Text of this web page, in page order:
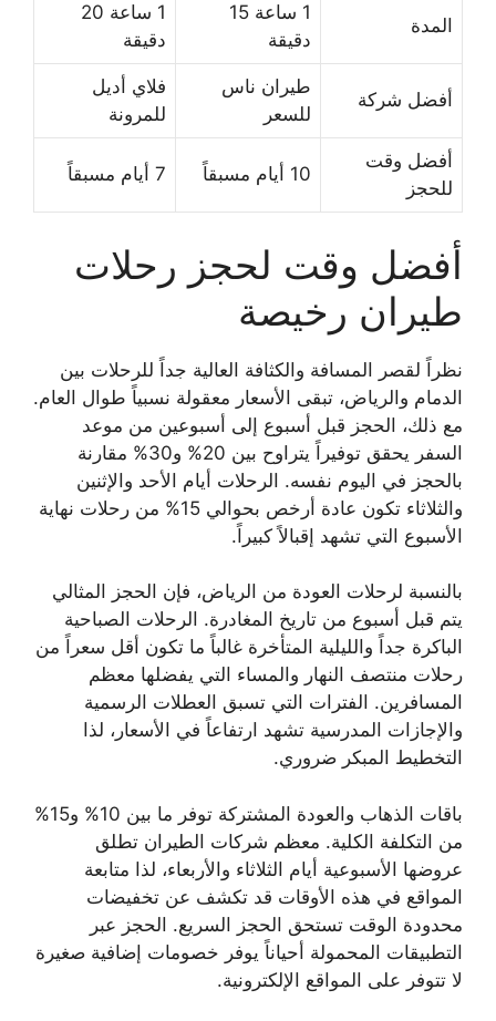
المدة
1 ساعة 15
دقيقة
1 ساعة 20
دقيقة
أفضل شركة
طيران ناس
للسعر
فلاي أديل
للمرونة
أفضل وقت
للحجز
10 أيام مسبقاً 7 أيام مسبقاً
أفضل وقت لحجز رحلات
طيران رخيصة
نظراً لقصر المسافة والكثافة العالية جداً للرحلات بين
الدمام والرياض، تبقى الأسعار معقولة نسبياً طوال العام.
مع ذلك، الحجز قبل أسبوع إلى أسبوعين من موعد
السفر يحقق توفيراً يتراوح بين 20% و30% مقارنة
بالحجز في اليوم نفسه. الرحلات أيام الأحد والإثنين
والثلاثاء تكون عادة أرخص بحوالي 15% من رحلات نهاية
الأسبوع التي تشهد إقبالاً كبيراً.
بالنسبة لرحلات العودة من الرياض، فإن الحجز المثالي
يتم قبل أسبوع من تاريخ المغادرة. الرحلات الصباحية
الباكرة جداً والليلية المتأخرة غالباً ما تكون أقل سعراً من
رحلات منتصف النهار والمساء التي يفضلها معظم
المسافرين. الفترات التي تسبق العطلات الرسمية
والإجازات المدرسية تشهد ارتفاعاً في الأسعار، لذا
التخطيط المبكر ضروري.
باقات الذهاب والعودة المشتركة توفر ما بين 10% و15%
من التكلفة الكلية. معظم شركات الطيران تطلق
عروضها الأسبوعية أيام الثلاثاء والأربعاء، لذا متابعة
المواقع في هذه الأوقات قد تكشف عن تخفيضات
محدودة الوقت تستحق الحجز السريع. الحجز عبر
التطبيقات المحمولة أحياناً يوفر خصومات إضافية صغيرة
لا تتوفر على المواقع الإلكترونية.